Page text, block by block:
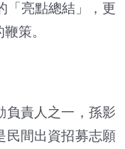
「亮點總結」，更
策。
責人之一，孫影
民間出資招募志願